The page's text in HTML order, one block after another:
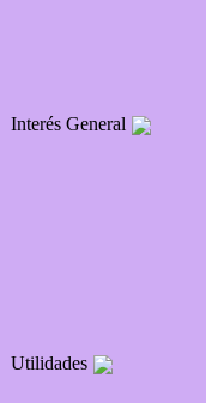
Interés General
Utilidades